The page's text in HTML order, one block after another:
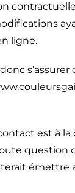
ligne.
est à la
question
émettre